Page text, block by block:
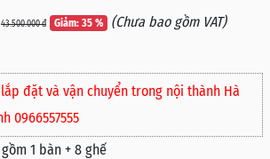
43.500.000 đ Giảm: 35 % (Chưa bao gồm VAT)
đặt và vận chuyển trong nội thành Hà
0966557555
1 bàn + 8 ghế